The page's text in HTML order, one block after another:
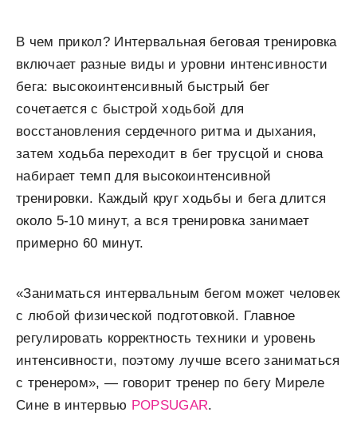
В чем прикол? Интервальная беговая тренировка
включает разные виды и уровни интенсивности
бега: высокоинтенсивный быстрый бег
сочетается с быстрой ходьбой для
восстановления сердечного ритма и дыхания,
затем ходьба переходит в бег трусцой и снова
набирает темп для высокоинтенсивной
тренировки. Каждый круг ходьбы и бега длится
около 5-10 минут, а вся тренировка занимает
примерно 60 минут.
«Заниматься интервальным бегом может человек
с любой физической подготовкой. Главное
регулировать корректность техники и уровень
интенсивности, поэтому лучше всего заниматься
с тренером», — говорит тренер по бегу Миреле
Сине в интервью POPSUGAR.